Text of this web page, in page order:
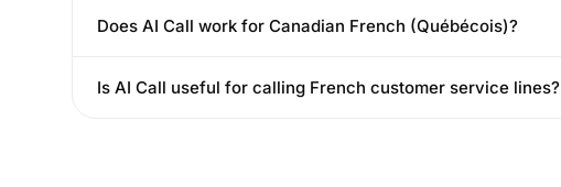
Does AI Call work for Canadian French (Québécois)?
Is AI Call useful for calling French customer service lines?